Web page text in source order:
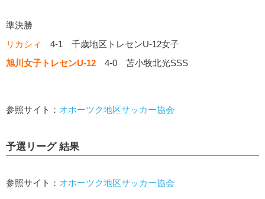
準決勝
リカシィ
4-1 千歳地区トレセンU-12女子
旭川女子トレセンU-12 4-0 苫小牧北光SSS
参照サイト： オホーツク地区サッカー協会
予選リーグ 結果
参照サイト： オホーツク地区サッカー協会